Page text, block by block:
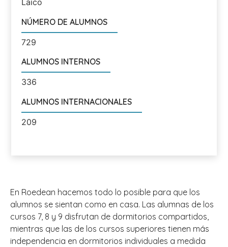
Laico
NÚMERO DE ALUMNOS
729
ALUMNOS INTERNOS
336
ALUMNOS INTERNACIONALES
209
En Roedean hacemos todo lo posible para que los
alumnos se sientan como en casa. Las alumnas de los
cursos 7, 8 y 9 disfrutan de dormitorios compartidos,
mientras que las de los cursos superiores tienen más
independencia en dormitorios individuales a medida